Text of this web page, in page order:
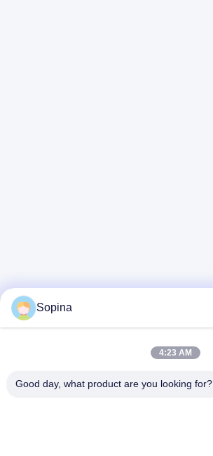
Sopina
4:23 AM
Good day, what product are you looking for?